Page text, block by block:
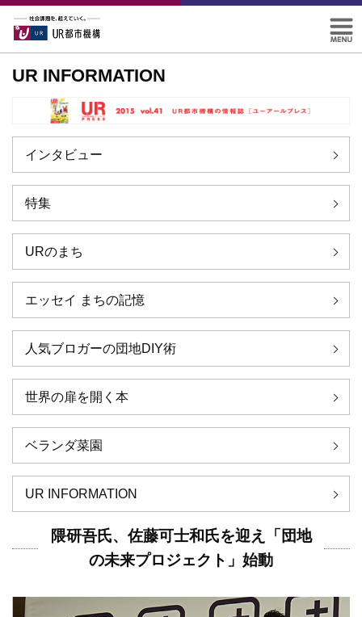
UR INFORMATION
インタビュー
特集
URのまち
エッセイ まちの記憶
人気ブロガーの団地DIY術
世界の扉を開く本
ベランダ菜園
UR INFORMATION
隈研吾氏、佐藤可士和氏を迎え「団地
の未来プロジェクト」始動